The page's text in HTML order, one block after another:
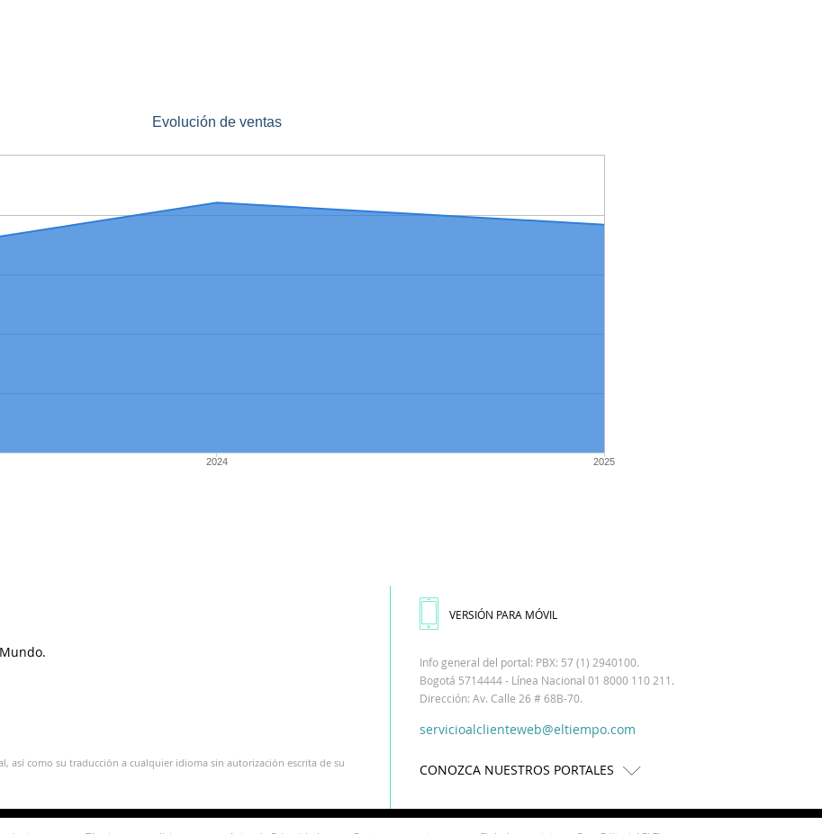
Evolución de ventas
2024 2025
así como su traducción a cualquier idioma sin autorización escrita de su
VERSIÓN PARA MÓVIL
Info general del portal: PBX: 57 (1) 2940100.
Bogotá 5714444 - Línea Nacional 01 8000 110 211.
Dirección: Av. Calle 26 # 68B-70.
servicioalclienteweb@eltiempo.com
CONOZCA NUESTROS PORTALES